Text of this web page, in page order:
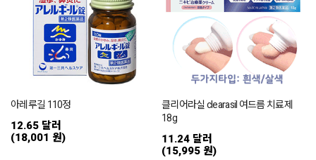
아레루길 110정
12.65 달러
(18,001 원)
클리어라실 clearasil 여드름 치료제
18g
11.24 달러
(15,995 원)